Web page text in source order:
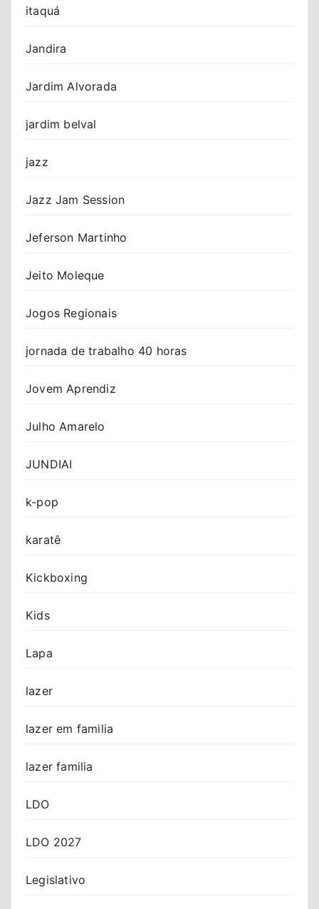
itaquá
Jandira
Jardim Alvorada
jardim belval
jazz
Jazz Jam Session
Jeferson Martinho
Jeito Moleque
Jogos Regionais
jornada de trabalho 40 horas
Jovem Aprendiz
Julho Amarelo
JUNDIAI
k-pop
karatê
Kickboxing
Kids
Lapa
lazer
lazer em familia
lazer familia
LDO
LDO 2027
Legislativo